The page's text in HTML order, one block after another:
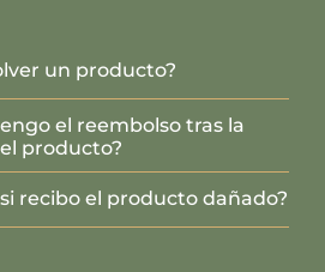
un producto?
el reembolso tras la
producto?
recibo el producto dañado?